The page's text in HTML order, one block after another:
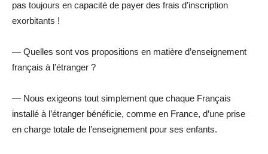
pas toujours en capacité de payer des frais d’inscription
exorbitants !
— Quelles sont vos propositions en matière d’enseignement
français à l’étranger ?
— Nous exigeons tout simplement que chaque Français
installé à l’étranger bénéficie, comme en France, d’une prise
en charge totale de l’enseignement pour ses enfants.